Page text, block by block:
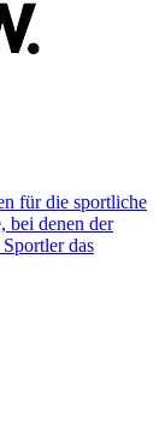
für die sportliche
bei denen der
das